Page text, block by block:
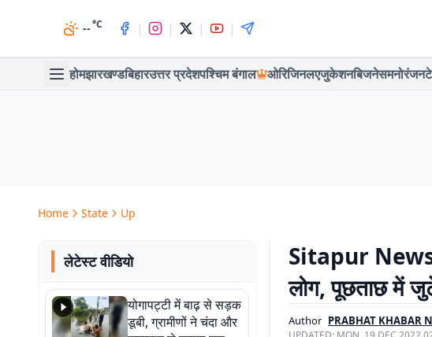
--°C | | | |
होमझारखण्डबिहारउत्तर प्रदेशपश्चिम बंगाल ओरिजिनलएजुकेशनबिजनेसमनोरंजन
Home State Up
लेटेस्ट वीडियो
योगापट्टी में बाढ़ से सड़क
डूबी, ग्रामीणों ने चंदा और
Sitapur News:
लोग, पूछताछ में
Author PRABHAT KHABAR